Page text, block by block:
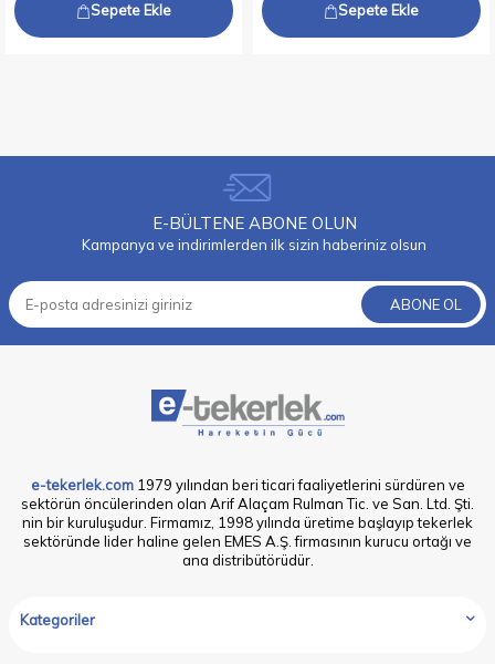
Sepete Ekle Sepete Ekle
E-BÜLTENE ABONE OLUN
Kampanya ve indirimlerden ilk sizin haberiniz olsun
ABONE OL
e-tekerlek.com1979 yılından beri ticari faaliyetlerini sürdüren ve
sektörün öncülerinden olan Arif Alaçam Rulman Tic. ve San. Ltd. Şti.
nin bir kuruluşudur. Firmamız, 1998 yılında üretime başlayıp tekerlek
sektöründe lider haline gelen EMES A.Ş. firmasının kurucu ortağı ve
ana distribütörüdür.
Kategoriler